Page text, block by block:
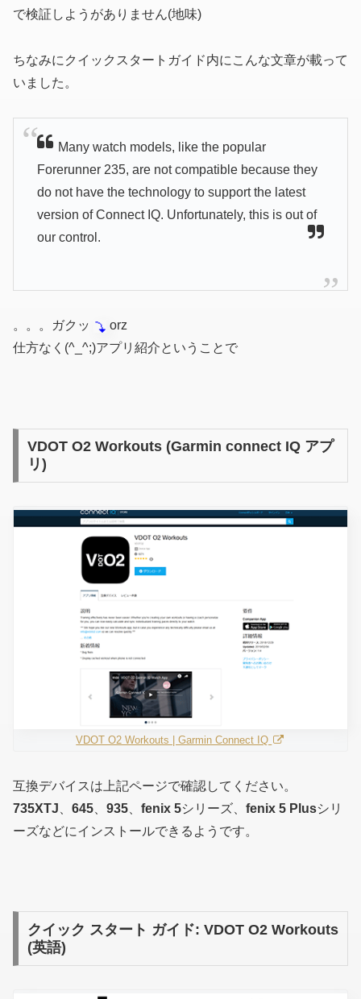
で検証しようがありません(地味)
ちなみにクイックスタートガイド内にこんな文章が載って
いました。
Many watch models, like the popular
Forerunner 235, are not compatible because they
do not have the technology to support the latest
version of Connect IQ. Unfortunately, this is out of
our control.
。。。ガクッ
orz
仕方なく(^_^;)アプリ紹介ということで
VDOT O2 Workouts (Garmin connect IQ アプ
リ)
VDOT O2 Workouts | Garmin Connect IQ
互換デバイスは上記ページで確認してください。
735XTJ
645 935 fenix 5シリーズ、 fenix 5 Plusシリ
ーズなどにインストールできるようです。
クイック スタート ガイド: VDOT O2 Workouts
(英語)